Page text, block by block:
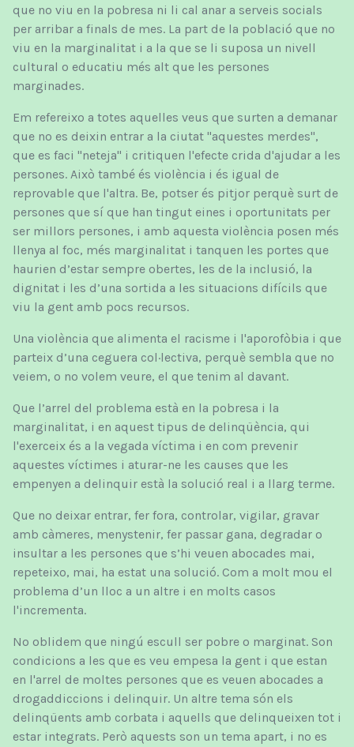
que no viu en la pobresa ni li cal anar a serveis socials
per arribar a finals de mes. La part de la població que no
viu en la marginalitat i a la que se li suposa un nivell
cultural o educatiu més alt que les persones
marginades.
Em refereixo a totes aquelles veus que surten a demanar
que no es deixin entrar a la ciutat "aquestes merdes",
que es faci "neteja" i critiquen l'efecte crida d'ajudar a les
persones. Això també és violència i és igual de
reprovable que l'altra. Be, potser és pitjor perquè surt de
persones que sí que han tingut eines i oportunitats per
ser millors persones, i amb aquesta violència posen més
llenya al foc, més marginalitat i tanquen les portes que
haurien d’estar sempre obertes, les de la inclusió, la
dignitat i les d’una sortida a les situacions difícils que
viu la gent amb pocs recursos.
Una violència que alimenta el racisme i l'aporofòbia i que
parteix d’una ceguera col·lectiva, perquè sembla que no
veiem, o no volem veure, el que tenim al davant.
Que l’arrel del problema està en la pobresa i la
marginalitat, i en aquest tipus de delinqüència, qui
l'exerceix és a la vegada víctima i en com prevenir
aquestes víctimes i aturar-ne les causes que les
empenyen a delinquir està la solució real i a llarg terme.
Que no deixar entrar, fer fora, controlar, vigilar, gravar
amb càmeres, menystenir, fer passar gana, degradar o
insultar a les persones que s’hi veuen abocades mai,
repeteixo, mai, ha estat una solució. Com a molt mou el
problema d’un lloc a un altre i en molts casos
l'incrementa.
No oblidem que ningú escull ser pobre o marginat. Son
condicions a les que es veu empesa la gent i que estan
en l'arrel de moltes persones que es veuen abocades a
drogaddiccions i delinquir. Un altre tema són els
delinqüents amb corbata i aquells que delinqueixen tot i
estar integrats. Però aquests son un tema apart, i no es